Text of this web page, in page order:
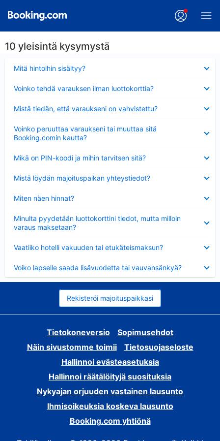
10 yleisintä kysymystä
Mitä hintoihin sisältyy?
Voinko tehdä varauksen ilman luottokorttia?
Mistä tiedän, että varaukseni on vahvistettu?
Voinko peruuttaa varaukseni tai muuttaa sitä
Booking.comin kautta?
Mikä on PIN-koodi ja mihin tarvitsen sitä?
Mistä löydän majoituspaikan yhteystiedot?
Miten näen hinnat?
Minulta pyydetään luottokorttini tiedot, mutta milloin
varaus maksetaan?
Vaatiiko hotelli vakuuden tai etukäteismaksun?
Voiko lapselle saada lisävuodetta tai vauvansänkyä?
Rekisteröi majoituspaikkasi
Tietokoneversio
Sopimusehdot
Näin sivustomme toimii
Tietosuojaseloste
Hallinnoi evästeasetuksia
Hallinnoi räätälöityjä suosituksia
Nykyajan orjuuden vastainen lausunto
Ihmisoikeuksia koskeva lausunto
Booking.com yhtiönä